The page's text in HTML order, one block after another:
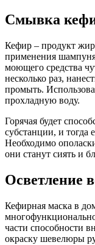
Смывка
Кефир – продукт
применения
моющего средства
несколько раз,
промыть.
прохладную воду.
Горячая будет
субстанции, и тогда
Необходимо
они станут сиять и
Осветление
Кефирная маска в
части способности
окраску шевелюры